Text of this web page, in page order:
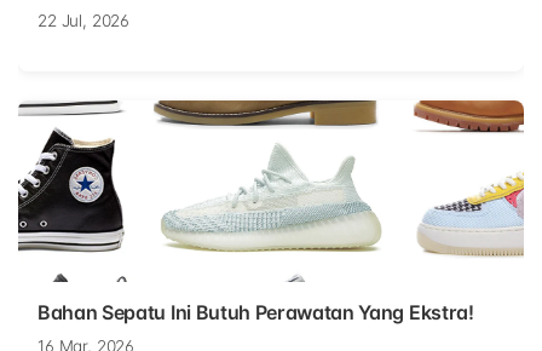
22 Jul, 2026
Bahan Sepatu Ini Butuh Perawatan Yang Ekstra!
16 Mar, 2026